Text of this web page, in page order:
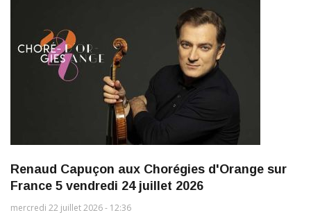
Renaud Capuçon aux Chorégies d'Orange sur
France 5 vendredi 24 juillet 2026
mercredi 22 juillet 2026 - 12:36